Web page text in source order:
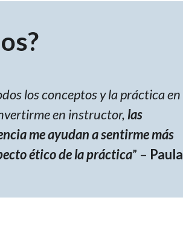
los conceptos y la práctica en
en instructor, las
me ayudan a sentirme más
ético de la práctica” – Paula